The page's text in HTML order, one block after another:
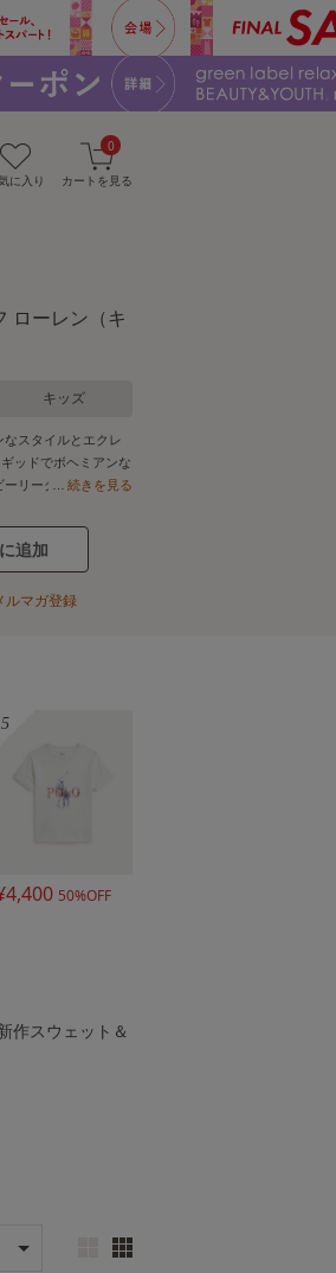
に入り カートを見る
0
ローレン（キ
キッズ
スタイルとエクレ
ッドでボヘミアンな
ーリーグ風のクラシ
続きを見る
追加
ルマガ登録
5
50%OFF
作スウェット＆